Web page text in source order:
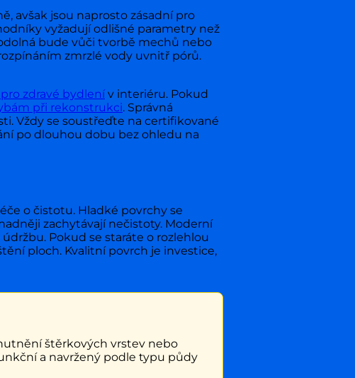
avšak jsou naprosto zásadní pro
vyžadují odlišné parametry než
bude vůči tvorbě mechů nebo
zmrzlé vody uvnitř pórů.
zdravé bydlenív interiéru. Pokud
při rekonstrukci. Správná
Vždy se soustřeďte na certifikované
po dlouhou dobu bez ohledu na
o čistotu. Hladké povrchy se
zachytávají nečistoty. Moderní
Pokud se staráte o rozlehlou
ploch. Kvalitní povrch je investice,
štěrkových vrstev nebo
a navržený podle typu půdy